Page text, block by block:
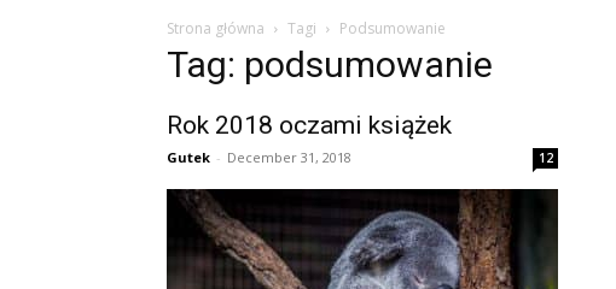
Strona główna Tagi Podsumowanie
Tag: podsumowanie
Rok 2018 oczami książek
Gutek - December 31, 2018 12